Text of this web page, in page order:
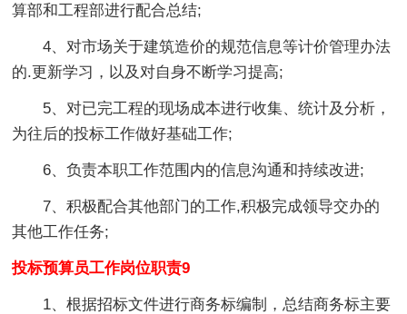
算部和工程部进行配合总结;
4、对市场关于建筑造价的规范信息等计价管理办法
的.更新学习，以及对自身不断学习提高;
5、对已完工程的现场成本进行收集、统计及分析，
为往后的投标工作做好基础工作;
6、负责本职工作范围内的信息沟通和持续改进;
7、积极配合其他部门的工作,积极完成领导交办的
其他工作任务;
投标预算员工作岗位职责9
1、根据招标文件进行商务标编制，总结商务标主要